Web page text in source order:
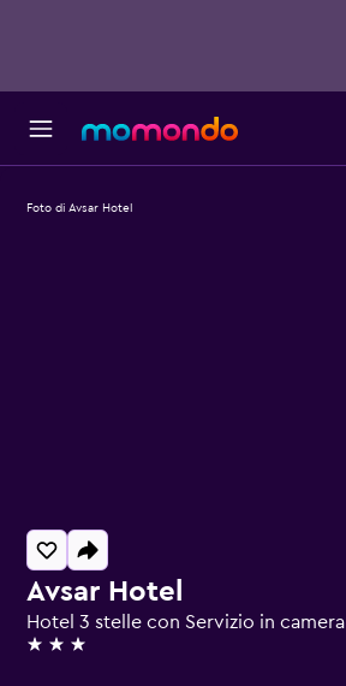
Avsar Hotel
Hotel 3 stelle con Servizio in camera
3 stelle
Foto di Avsar Hotel